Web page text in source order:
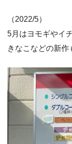
（2022/5）
5月はヨモギやイ
きなこなどの新作